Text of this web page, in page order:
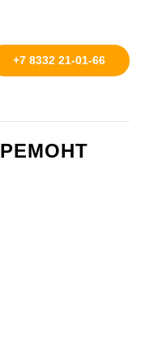
+7 8332 21-01-66
РЕМОНТ